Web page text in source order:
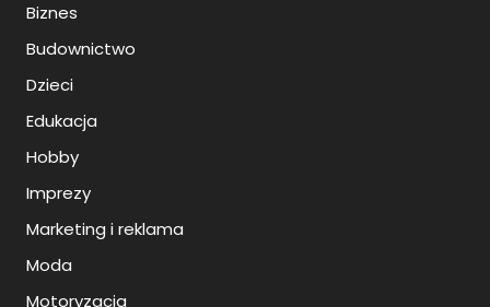
Biznes
Budownictwo
Dzieci
Edukacja
Hobby
Imprezy
Marketing i reklama
Moda
Motoryzacja